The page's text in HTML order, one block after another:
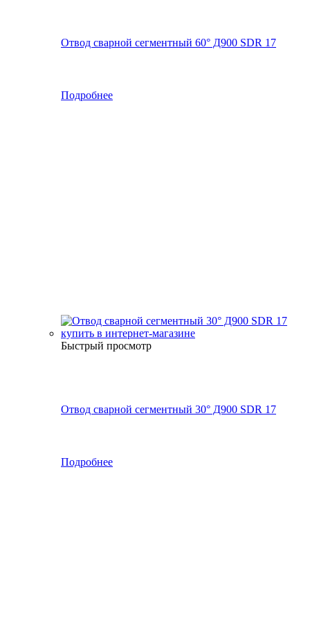
Отвод сварной сегментный 60° Д900 SDR 17
Подробнее
Быстрый просмотр
Отвод сварной сегментный 30° Д900 SDR 17
Подробнее